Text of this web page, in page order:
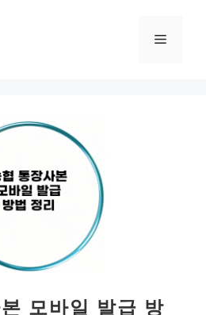
메
모바일 발급 방